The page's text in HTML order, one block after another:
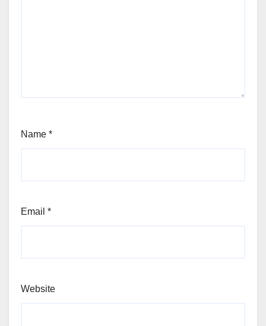
Name *
Email *
Website